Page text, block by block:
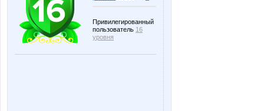
Привилегированный
пользователь 16
уровня